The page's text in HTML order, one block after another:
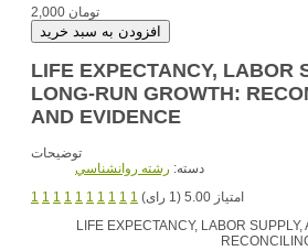
2,000 تومان
LIFE EXPECTANCY, LABOR
LONG-RUN GROWTH:
AND EVIDENCE
توضیحات
دسته: رشته روانشناسي
1 1 1 1 1 1 1 1 1 1
امتیاز 5.00 (1 رای)
LIFE EXPECTANCY, LABOR